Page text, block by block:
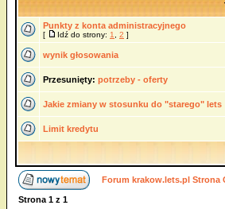
Punkty z konta administracyjnego
[ Idź do strony: 1 2 ]
wynik głosowania
Przesunięty: potrzeby - oferty
Jakie zmiany w stosunku do "starego" lets
Limit kredytu
Forum krakow.lets.pl Strona
Strona 1 z 1